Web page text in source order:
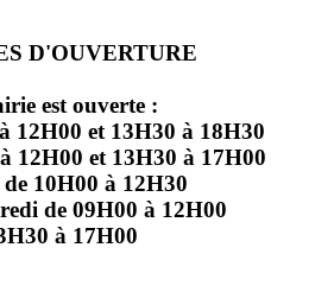
D'OUVERTURE
est ouverte :
12H00 et 13H30 à 18H30
12H00 et 13H30 à 17H00
10H00 à 12H30
de 09H00 à 12H00
à 17H00